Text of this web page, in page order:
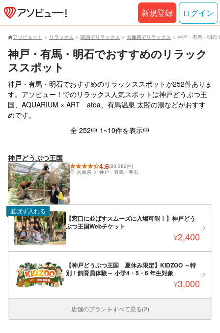
アソビュー！ リラックス 関西でリラックス 兵庫県でリラックス 神戸・有馬・明石
神戸・有馬・明石でおすすめのリラック
ススポット
神戸・有馬・明石でおすすめのリラックススポットが252件ありま
す。アソビュー！でのリラックス人気スポットは神戸どうぶつ王
国、AQUARIUM × ART atoa、有馬温泉 太閤の湯などがおすす
めです。
全 252中 1~10件を表示中
神戸どうぶつ王国
4.6(20,382件)
兵庫県
神戸・有馬・明石
【窓口に並ばすスムーズに入場可能！】神戸どう
ぶつ王国Webチケット
¥2,400
並ばず入れる
【神戸どうぶつ王国 夏休み限定】KIDZOO ～特
別！飼育員体験～ 小学4・5・6 年生対象
¥3,000
店舗のプランをすべて見る(2)
新規登録 ログイン